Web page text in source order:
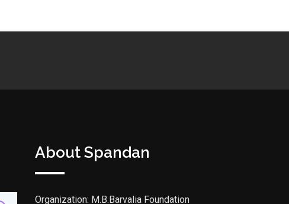
About Spandan
Organization: M.B.Barvalia Foundation